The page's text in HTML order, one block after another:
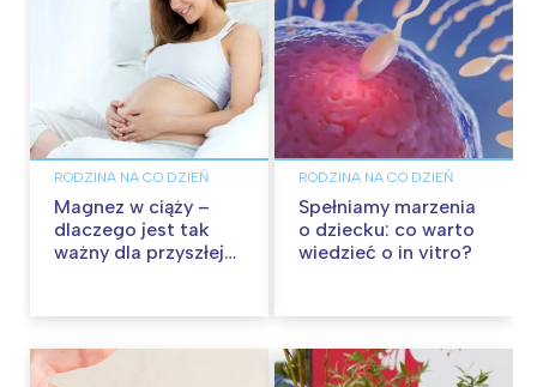
RODZINA NA CO DZIEŃ
Magnez w ciąży –
dlaczego jest tak
ważny dla przyszłej
RODZINA NA CO DZIEŃ
Spełniamy marzenia
o dziecku: co warto
wiedzieć o in vitro?